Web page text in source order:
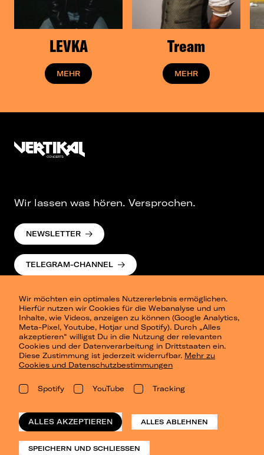
LEVKA
MEHR
Tream
MEHR
Wir möchten ein optimales Nutzererlebnis ermöglichen.
Hierfür nutzen wir Cookies für die Webanalyse und um
Inhalte, wie Videos, anzeigen zu können (Google Analytics,
Meta-Pixel, Youtube, Hotjar und Spotify). Durch „Alles
akzeptieren“ willigst Du in die Nutzung der relevanten
Cookies und der Datenverarbeitung in Drittstaaten ein.
Diese Zustimmung ist jederzeit widerrufbar. Mehr zu
Cookies und Datenschutzbestimmungen
Spotify YouTube Tracking
ALLES AKZEPTIEREN ALLES ABLEHNEN
SPEICHERN UND SCHLIESSEN
Wir lassen was hören. Versprochen.
NEWSLETTER
TELEGRAM-CHANNEL
Presse
Berlin
Dresden
Leipzig
Konzertsommer Petersberg
Vergangene Shows
o_team
Datenschutz
Impressum